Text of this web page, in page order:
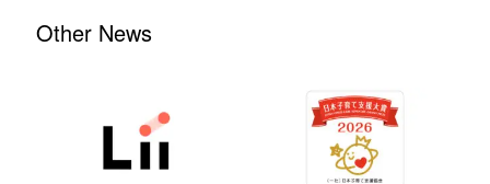
Other News